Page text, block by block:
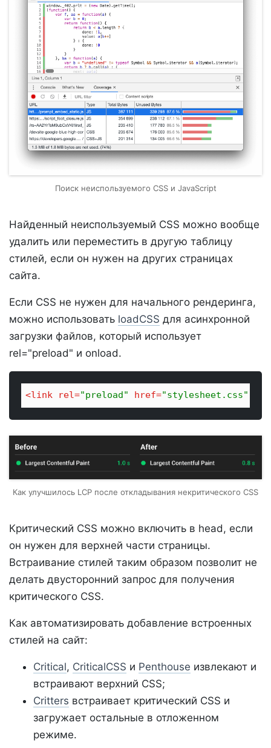
Поиск неиспользуемого CSS и JavaScript
Найденный неиспользуемый CSS можно вообще
удалить или переместить в другую таблицу
стилей, если он нужен на других страницах
сайта.
Если CSS не нужен для начального рендеринга,
можно использовать loadCSS для асинхронной
загрузки файлов, который использует
rel="preload" и onload.
<link rel="preload" href="stylesheet.css"
Как улучшилось LCP после откладывания некритического CSS
Критический CSS можно включить в head, если
он нужен для верхней части страницы.
Встраивание стилей таким образом позволит не
делать двусторонний запрос для получения
критического CSS.
Как автоматизировать добавление встроенных
стилей на сайт:
Critical, CriticalCSS и Penthouse извлекают и
встраивают верхний CSS;
Critters встраивает критический CSS и
загружает остальные в отложенном
режиме.